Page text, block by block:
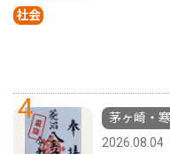
社会
4
茅ヶ崎・寒
2026.08.04